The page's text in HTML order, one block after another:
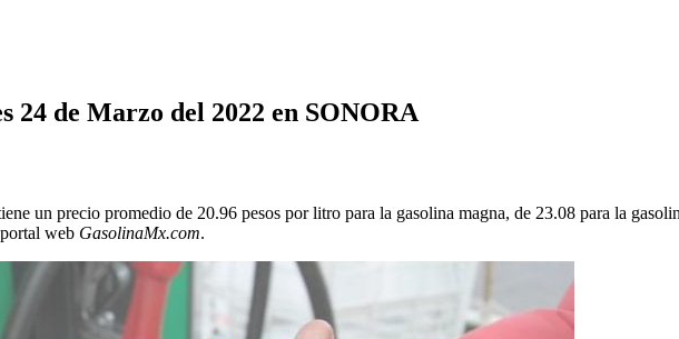
24 de Marzo del 2022 en SONORA
un precio promedio de 20.96 pesos por litro para la gasolina magna, de 23.08 para la
web GasolinaMx.com.